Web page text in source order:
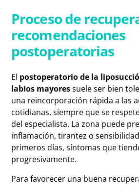
Proceso de
recomendaciones
postoperatorias
El postoperatorio de la
labios mayoressuele ser bien
una reincorporación rápida a las
cotidianas, siempre que se
del especialista. La zona puede
inflamación, tirantez o
primeros días, síntomas que
progresivamente.
Para favorecer una buena